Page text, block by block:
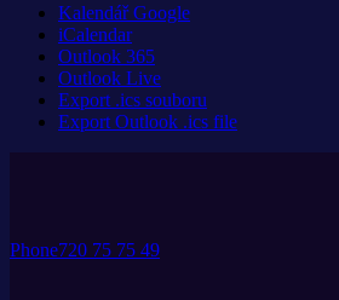
Kalendář Google
iCalendar
Outlook 365
Outlook Live
Export .ics souboru
Export Outlook .ics file
Phone720 75 75 49